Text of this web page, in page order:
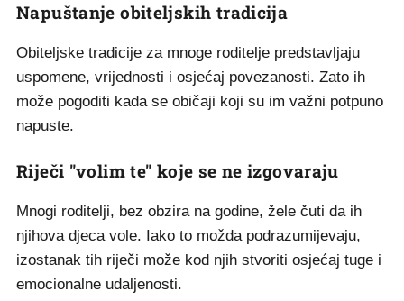
Napuštanje obiteljskih tradicija
Obiteljske tradicije za mnoge roditelje predstavljaju
uspomene, vrijednosti i osjećaj povezanosti. Zato ih
može pogoditi kada se običaji koji su im važni potpuno
napuste.
Riječi "volim te" koje se ne izgovaraju
Mnogi roditelji, bez obzira na godine, žele čuti da ih
njihova djeca vole. Iako to možda podrazumijevaju,
izostanak tih riječi može kod njih stvoriti osjećaj tuge i
emocionalne udaljenosti.